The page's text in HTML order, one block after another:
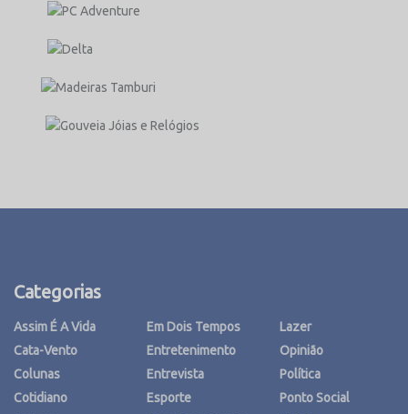
Categorias
Assim É A Vida
Cata-Vento
Colunas
Cotidiano
Em Dois Tempos
Entretenimento
Entrevista
Esporte
Lazer
Opinião
Política
Ponto Social